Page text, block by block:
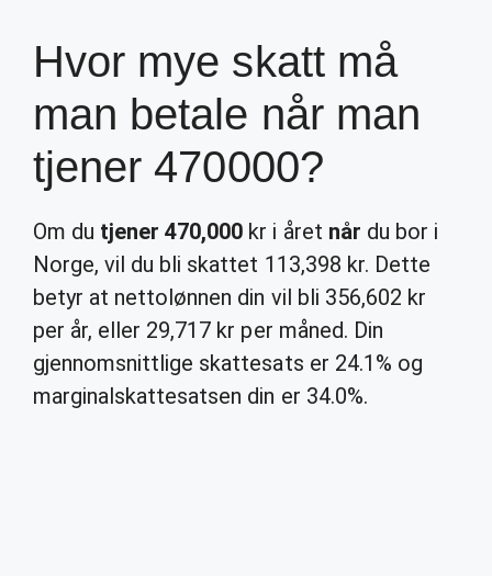
Hvor mye skatt må
man betale når man
tjener 470000?
Om du tjener 470,000 kr i året når du bor i
Norge, vil du bli skattet 113,398 kr. Dette
betyr at nettolønnen din vil bli 356,602 kr
per år, eller 29,717 kr per måned. Din
gjennomsnittlige skattesats er 24.1% og
marginalskattesatsen din er 34.0%.